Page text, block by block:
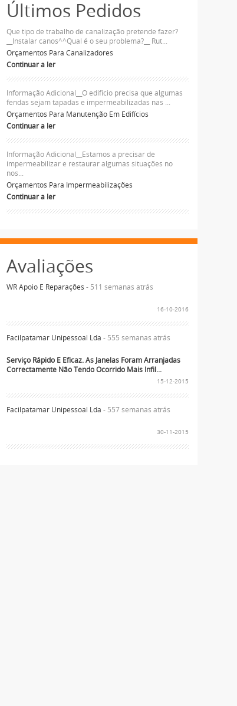
Últimos Pedidos
Que tipo de trabalho de canalização pretende fazer?
__Instalar canos^^Qual é o seu problema?__ Rut...
Orçamentos Para Canalizadores
Continuar a ler
Informação Adicional__O edificio precisa que algumas
fendas sejam tapadas e impermeabilizadas nas ...
Orçamentos Para Manutenção Em Edifícios
Continuar a ler
Informação Adicional__Estamos a precisar de
impermeabilizar e restaurar algumas situações no
nos...
Orçamentos Para Impermeabilizações
Continuar a ler
Avaliações
WR Apoio E Reparações - 511 semanas atrás
16-10-2016
Facilpatamar Unipessoal Lda - 555 semanas atrás
Serviço Rápido E Eficaz. As Janelas Foram Arranjadas
Correctamente Não Tendo Ocorrido Mais Infil...
15-12-2015
Facilpatamar Unipessoal Lda - 557 semanas atrás
30-11-2015